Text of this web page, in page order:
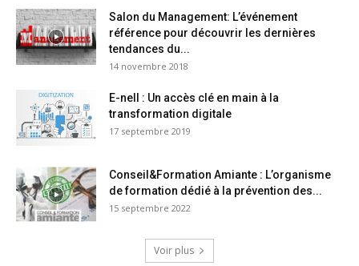
Salon du Management: L’événement
référence pour découvrir les dernières
tendances du...
14 novembre 2018
E-nell : Un accès clé en main à la
transformation digitale
17 septembre 2019
Conseil&Formation Amiante : L’organisme
de formation dédié à la prévention des...
15 septembre 2022
Voir plus